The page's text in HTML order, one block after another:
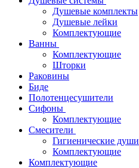
Душевые комплекты
Душевые лейки
Комплектующие
Ванны
Комплектующие
Шторки
Раковины
Биде
Полотенцесушители
Сифоны
Комплектующие
Смесители
Гигиенические души
Комплектующие
Комплектующие